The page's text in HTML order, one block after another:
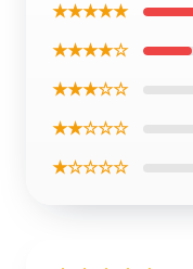
★★★★★
★★★★☆
★★★☆☆
★★☆☆☆
★☆☆☆☆